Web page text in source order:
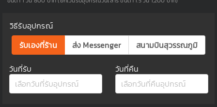
วิธีรับอุปกรณ์
รับเองที่ร้าน
ส่ง Messenger สนามบินสุวรรณภูมิ
วันที่รับ วันที่คืน